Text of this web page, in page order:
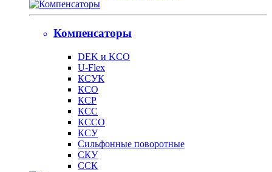
Компенсаторы
DEK и KCO
U-Flex
КСУК
КСО
КСР
КСС
КССО
КСУ
Сильфонные поворотные
СКУ
ССК